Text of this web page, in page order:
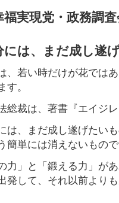
福実現党・政務調
は、まだ成し遂
、若い時だけが花では
す。
総裁は、著書『エイジ
は、まだ成し遂げたい
簡単には消えないもので
力」と「鍛える力」が
発して、それ以前より